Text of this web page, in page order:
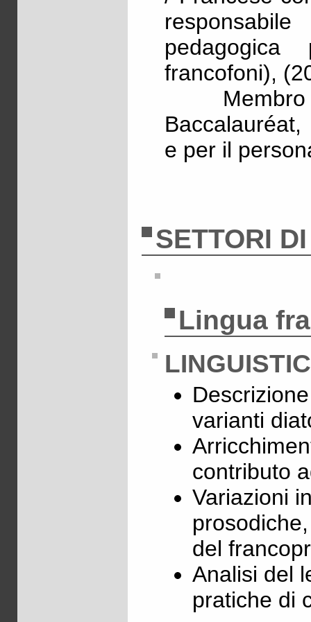
francofoni),
Membro
e per il
SETTORI
Lingua
varianti
contributo
Variazioni
del
Analisi del
pratiche di